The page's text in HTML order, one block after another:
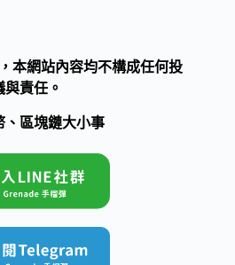
本網站內容均不構成任何投
與責任。
、區塊鏈大小事